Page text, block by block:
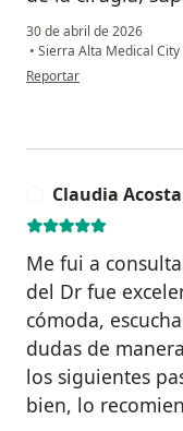
30 de abril de 2026
• Sierra Alta Medical City
en opinión del usuario DC
Reportar
Claudia Acosta
Me fui a
del Dr fue
cómoda,
dudas de
los siguientes
bien, lo